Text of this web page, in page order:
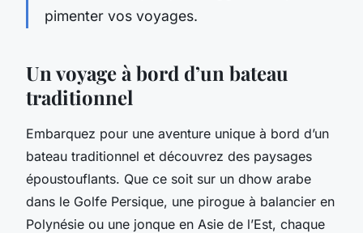
pimenter vos voyages.
Un voyage à bord d’un bateau
traditionnel
Embarquez pour une aventure unique à bord d’un
bateau traditionnel et découvrez des paysages
époustouflants. Que ce soit sur un dhow arabe
dans le Golfe Persique, une pirogue à balancier en
Polynésie ou une jonque en Asie de l’Est, chaque